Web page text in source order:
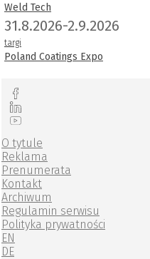
Weld Tech
31.8.2026-2.9.2026
targi
Poland Coatings Expo
O tytule
Reklama
Prenumerata
Kontakt
Archiwum
Regulamin serwisu
Polityka prywatności
EN
DE